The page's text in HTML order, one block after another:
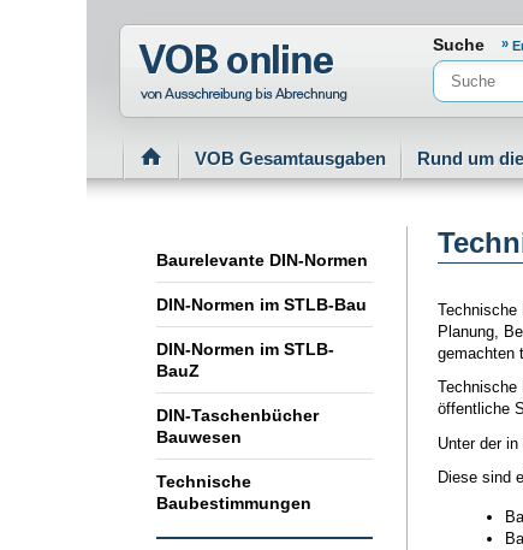
Normenportal Suche
VOB Gesamtausgaben Rund um
Baurelevante DIN-Normen
DIN-Normen im STLB-Bau
DIN-Normen im STLB-
BauZ
DIN-Taschenbücher
Bauwesen
Technische
Baubestimmungen
Technische
Planung,
gemachten
Technische
öffentliche
Unter der
Diese sind